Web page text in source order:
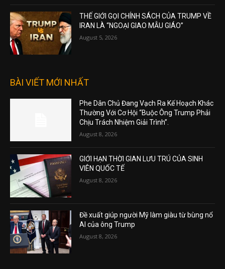
THẾ GIỚI GỌI CHÍNH SÁCH CỦA TRUMP VỀ
IRAN LÀ “NGOẠI GIAO MẪU GIÁO”
August 5, 2026
BÀI VIẾT MỚI NHẤT
Phe Dân Chủ Đang Vạch Ra Kế Hoạch Khác
Thường Với Cơ Hội “Buộc Ông Trump Phải
Chịu Trách Nhiệm Giải Trình”.
August 8, 2026
GIỚI HẠN THỜI GIAN LƯU TRÚ CỦA SINH
VIÊN QUỐC TẾ
August 8, 2026
Đề xuất giúp người Mỹ làm giàu từ bùng nổ
AI của ông Trump
August 8, 2026